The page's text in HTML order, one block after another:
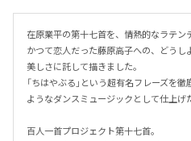
在原業平の第十七首を、情熱的なラテン
かつて恋人だった藤原高子への、どうし
美しさに託して描きました。
「ちはやぶる」という超有名フレーズを
ようなダンスミュージックとして仕上げ
百人一首プロジェクト第十七首。